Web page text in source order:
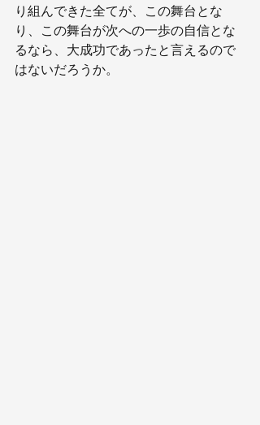
り組んできた全てが、この舞台とな
り、この舞台が次への一歩の自信とな
るなら、大成功であったと言えるので
はないだろうか。